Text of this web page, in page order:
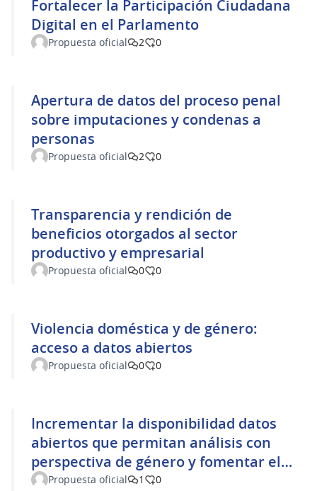
Fortalecer la Participación Ciudadana
Digital en el Parlamento
Propuesta oficial 2 0
Apertura de datos del proceso penal
sobre imputaciones y condenas a
personas
Propuesta oficial 2 0
Transparencia y rendición de
beneficios otorgados al sector
productivo y empresarial
Propuesta oficial 0 0
Violencia doméstica y de género:
acceso a datos abiertos
Propuesta oficial 0 0
Incrementar la disponibilidad datos
abiertos que permitan análisis con
perspectiva de género y fomentar el
proyecto “Mujeres con calle”
Propuesta oficial 1 0